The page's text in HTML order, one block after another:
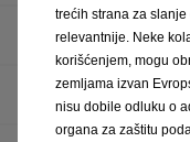
Preuzimanja
IMPRESSUM
trećih strana za
relevantnije. Neke
korišćenjem, mogu
zemljama izvan
nisu dobile odluku o
organa za zaštitu